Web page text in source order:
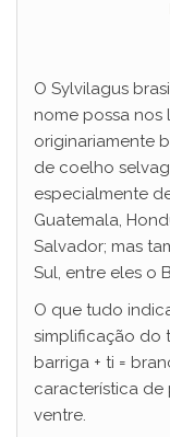
O Sylvilagus
nome possa nos
originariamente
de coelho
especialmente
Guatemala,
Salvador; mas
Sul, entre eles o
O que tudo
simplificação do
barriga + ti =
característica de
ventre.